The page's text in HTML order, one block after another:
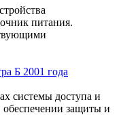
питания.
Б 2001 года
системы доступа и
обеспечении защиты и